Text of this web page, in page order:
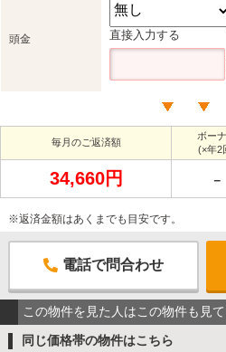
頭金 直接入力する
毎月のご返済額
ボー
(×年2
34,660円 －
※返済金額はあくまでも目安です。
電話で問合わせ
この物件を見た人はこの物件も見
同じ価格帯の物件はこちら